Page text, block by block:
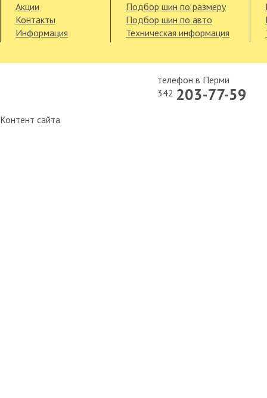
Акции
Контакты
Информация
Подбор шин по размеру
Подбор шин по авто
Техническая информация
телефон в Перми
342 203-77-59
Контент сайта